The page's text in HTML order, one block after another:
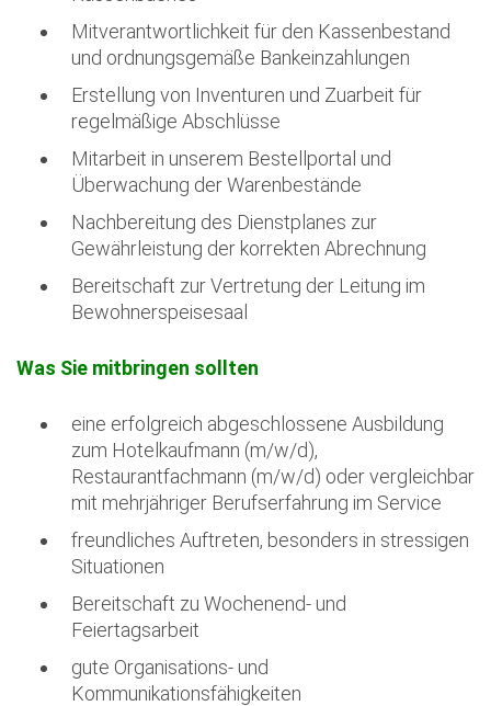
Mitverantwortlichkeit für den Kassenbestand
und ordnungsgemäße Bankeinzahlungen
Erstellung von Inventuren und Zuarbeit für
regelmäßige Abschlüsse
Mitarbeit in unserem Bestellportal und
Überwachung der Warenbestände
Nachbereitung des Dienstplanes zur
Gewährleistung der korrekten Abrechnung
Bereitschaft zur Vertretung der Leitung im
Bewohnerspeisesaal
Was Sie mitbringen sollten
eine erfolgreich abgeschlossene Ausbildung
zum Hotelkaufmann (m/w/d),
Restaurantfachmann (m/w/d) oder vergleichbar
mit mehrjähriger Berufserfahrung im Service
freundliches Auftreten, besonders in stressigen
Situationen
Bereitschaft zu Wochenend- und
Feiertagsarbeit
gute Organisations- und
Kommunikationsfähigkeiten